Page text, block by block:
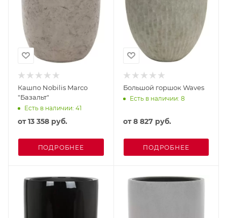
Кашпо Nobilis Marco
"Базальт"
Есть в наличии: 41
от13 358 руб.
ПОДРОБНЕЕ
Большой горшок Waves
Есть в наличии: 8
от8 827 руб.
ПОДРОБНЕЕ